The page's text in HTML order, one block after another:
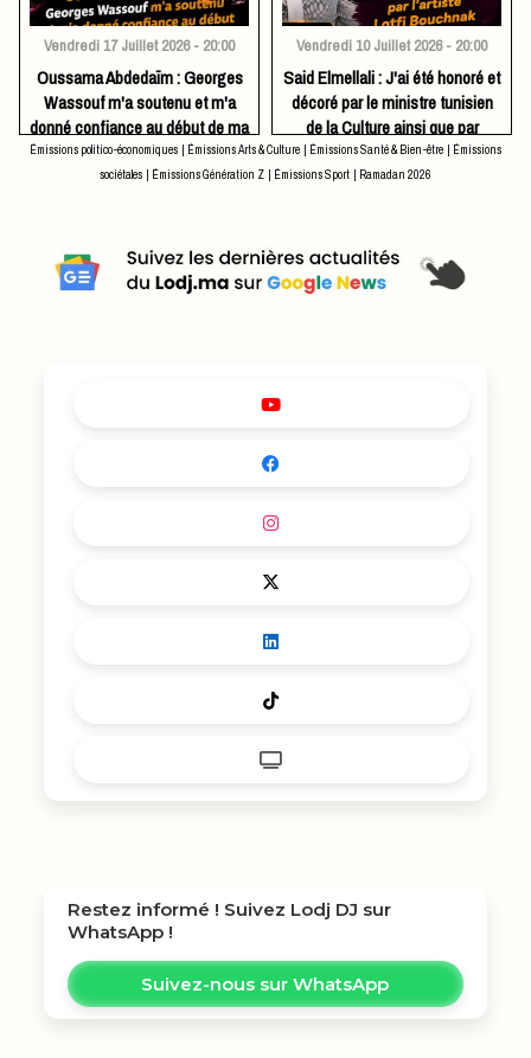
Vendredi 17 Juillet 2026 - 20:00
Oussama Abdedaïm : Georges
Wassouf m'a soutenu et m'a
donné confiance au début de ma
carrière artistique
Vendredi 10 Juillet 2026 - 20:00
Said Elmellali : J'ai été honoré et
décoré par le ministre tunisien
de la Culture ainsi que par
l'artiste Lotfi Bouchnak
Émissions politico-économiques | Émissions Arts & Culture | Émissions Santé & Bien-être | Émissions
sociétales | Émissions Génération Z | Émissions Sport | Ramadan 2026
Restez informé ! Suivez Lodj DJ sur
WhatsApp !
Suivez-nous sur WhatsApp